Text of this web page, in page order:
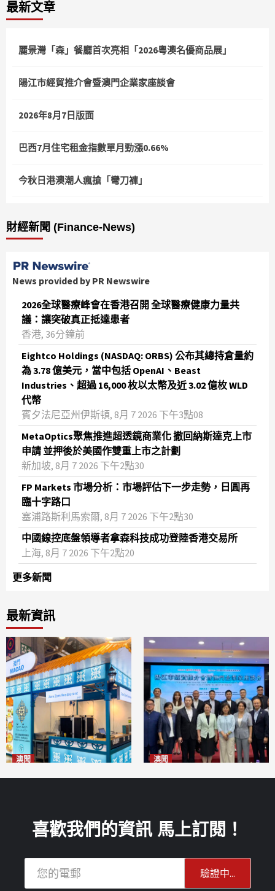
最新文章
麗景灣「森」餐廳首次亮相「2026粵澳名優商品展」
陽江市經貿推介會暨澳門企業家座談會
2026年8月7日版面
巴西7月住宅租金指數單月勁漲0.66%
今秋日港澳潮人瘋搶「彎刀褲」
財經新聞 (Finance-News)
News provided by PR Newswire
2026全球醫療峰會在香港召開 全球醫療健康力量共
議：讓突破真正抵達患者
香港, 36分鐘前
Eightco Holdings (NASDAQ: ORBS) 公布其總持倉量約
為 3.78 億美元，當中包括 OpenAI、Beast
Industries、超過 16,000 枚以太幣及近 3.02 億枚 WLD
代幣
賓夕法尼亞州伊斯頓, 8月 7 2026 下午3點08
MetaOptics聚焦推進超透鏡商業化 撤回納斯達克上市
申請 並押後於美國作雙重上市之計劃
新加坡, 8月 7 2026 下午2點30
FP Markets 市場分析：市場評估下一步走勢，日圓再
臨十字路口
塞浦路斯利馬索爾, 8月 7 2026 下午2點30
中國線控底盤領導者拿森科技成功登陸香港交易所
上海, 8月 7 2026 下午2點20
更多新聞
最新資訊
澳聞 澳聞
喜歡我們的資訊 馬上訂閱！